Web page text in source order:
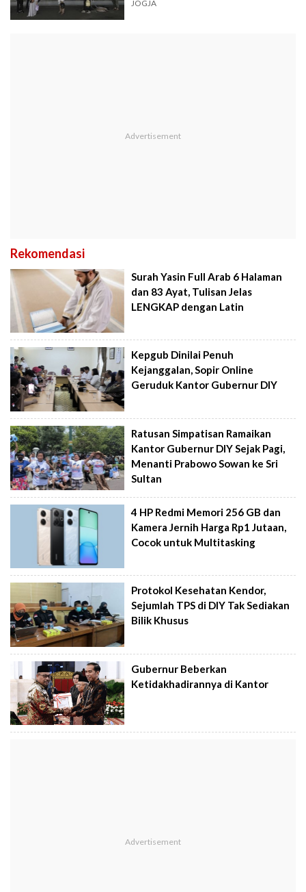
JOGJA
Rekomendasi
Surah Yasin Full Arab 6 Halaman
dan 83 Ayat, Tulisan Jelas
LENGKAP dengan Latin
Kepgub Dinilai Penuh
Kejanggalan, Sopir Online
Geruduk Kantor Gubernur DIY
Ratusan Simpatisan Ramaikan
Kantor Gubernur DIY Sejak Pagi,
Menanti Prabowo Sowan ke Sri
Sultan
4 HP Redmi Memori 256 GB dan
Kamera Jernih Harga Rp1 Jutaan,
Cocok untuk Multitasking
Protokol Kesehatan Kendor,
Sejumlah TPS di DIY Tak Sediakan
Bilik Khusus
Gubernur Beberkan
Ketidakhadirannya di Kantor